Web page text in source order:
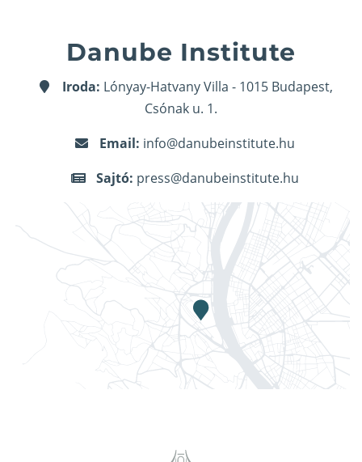
Danube Institute
Iroda: Lónyay-Hatvany Villa - 1015 Budapest,
Csónak u. 1.
Email: info@danubeinstitute.hu
Sajtó: press@danubeinstitute.hu